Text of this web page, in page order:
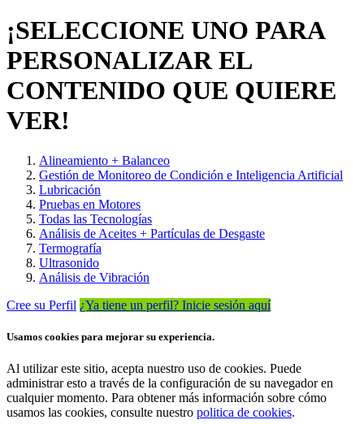
¡SELECCIONE UNO PARA
PERSONALIZAR EL
CONTENIDO QUE QUIERE
VER!
Alineamiento + Balanceo
Gestión de Monitoreo de Condición e Inteligencia Artificial
Lubricación
Pruebas en Motores
Todas las Tecnologías
Análisis de Aceites + Partículas de Desgaste
Termografía
Ultrasonido
Análisis de Vibración
Cree su Perfil ¿Ya tiene un perfil? Inicie sesión aquí
Usamos cookies para mejorar su experiencia.
Al utilizar este sitio, acepta nuestro uso de cookies. Puede
administrar esto a través de la configuración de su navegador en
cualquier momento. Para obtener más información sobre cómo
usamos las cookies, consulte nuestro politica de cookies.